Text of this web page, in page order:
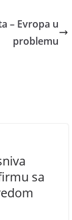
– Evropa u
problemu
sa